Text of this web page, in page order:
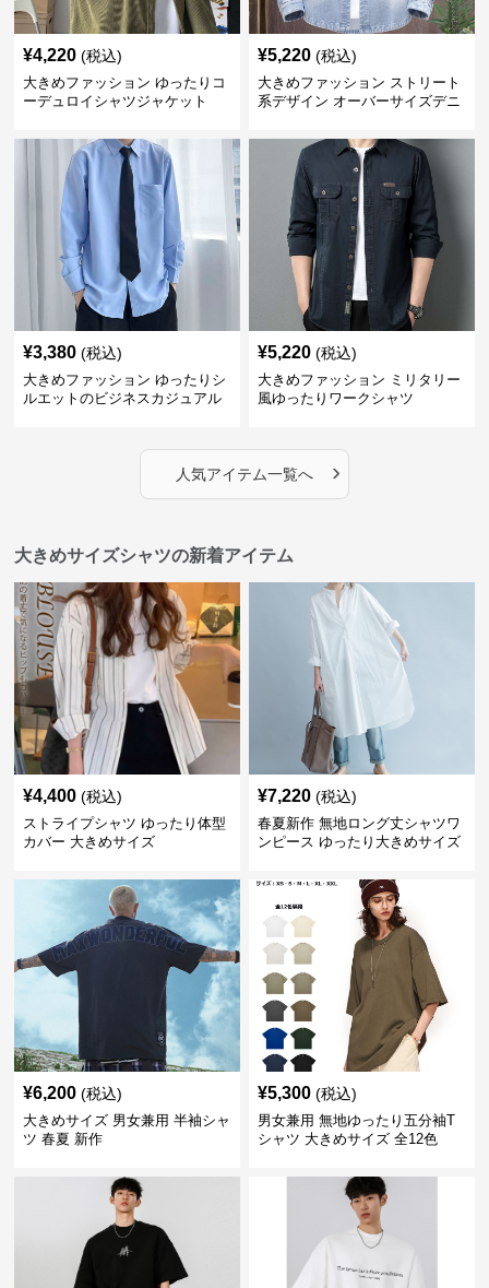
¥4,220 (税込)
大きめファッション ゆったりコ
ーデュロイシャツジャケット
¥5,220 (税込)
大きめファッション ストリート
系デザイン オーバーサイズデニ
¥3,380 (税込)
大きめファッション ゆったりシ
ルエットのビジネスカジュアル
¥5,220 (税込)
大きめファッション ミリタリー
風ゆったりワークシャツ
人気アイテム一覧へ ›
大きめサイズシャツの新着アイテム
¥4,400 (税込)
ストライプシャツ ゆったり体型
カバー 大きめサイズ
¥7,220 (税込)
春夏新作 無地ロング丈シャツワ
ンピース ゆったり大きめサイズ
¥6,200 (税込)
大きめサイズ 男女兼用 半袖シャ
ツ 春夏 新作
¥5,300 (税込)
男女兼用 無地ゆったり五分袖T
シャツ 大きめサイズ 全12色